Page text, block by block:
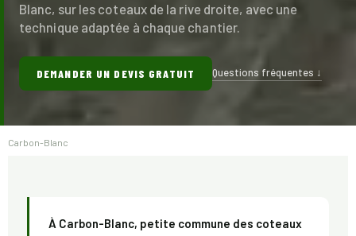
Blanc, sur les coteaux de la rive droite, avec une
technique adaptée à chaque chantier.
DEMANDER UN DEVIS GRATUIT Questions fréquentes ↓
Carbon-Blanc
À Carbon-Blanc, petite commune des coteaux